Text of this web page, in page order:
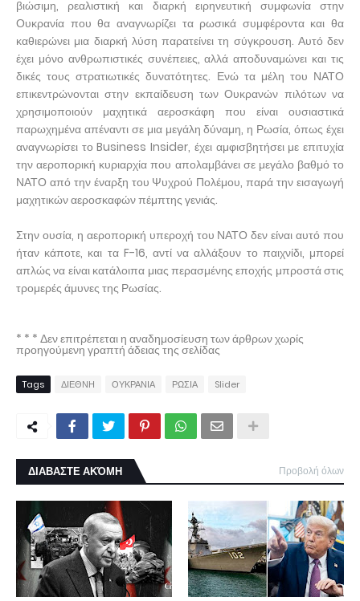
βιώσιμη, ρεαλιστική και διαρκή ειρηνευτική συμφωνία στην
Ουκρανία που θα αναγνωρίζει τα ρωσικά συμφέροντα και θα
καθιερώνει μια διαρκή λύση παρατείνει τη σύγκρουση. Αυτό δεν
έχει μόνο ανθρωπιστικές συνέπειες, αλλά αποδυναμώνει και τις
δικές τους στρατιωτικές δυνατότητες. Ενώ τα μέλη του ΝΑΤΟ
επικεντρώνονται στην εκπαίδευση των Ουκρανών πιλότων να
χρησιμοποιούν μαχητικά αεροσκάφη που είναι ουσιαστικά
παρωχημένα απέναντι σε μια μεγάλη δύναμη, η Ρωσία, όπως έχει
αναγνωρίσει το Business Insider, έχει αμφισβητήσει με επιτυχία
την αεροπορική κυριαρχία που απολαμβάνει σε μεγάλο βαθμό το
ΝΑΤΟ από την έναρξη του Ψυχρού Πολέμου, παρά την εισαγωγή
μαχητικών αεροσκαφών πέμπτης γενιάς.
Στην ουσία, η αεροπορική υπεροχή του ΝΑΤΟ δεν είναι αυτό που
ήταν κάποτε, και τα F-16, αντί να αλλάξουν το παιχνίδι, μπορεί
απλώς να είναι κατάλοιπα μιας περασμένης εποχής μπροστά στις
τρομερές άμυνες της Ρωσίας.
* * * Δεν επιτρέπεται η αναδημοσίευση των άρθρων χωρίς
προηγούμενη γραπτή άδειας της σελίδας
Tags ΔΙΕΘΝΗ ΟΥΚΡΑΝΙΑ ΡΩΣΙΑ Slider
ΔΙΑΒΑΣΤΕ ΑΚΌΜΗ Προβολή όλων